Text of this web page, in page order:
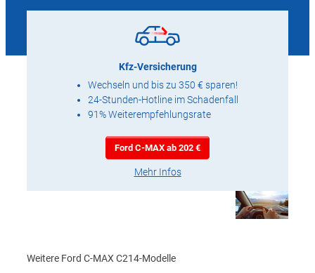
Kfz-Versicherung
Wechseln und bis zu 350 € sparen!
24-Stunden-Hotline im Schadenfall
91% Weiterempfehlungsrate
Ford C-MAX ab 202 €
Mehr Infos
Weitere Ford C-MAX C214-Modelle